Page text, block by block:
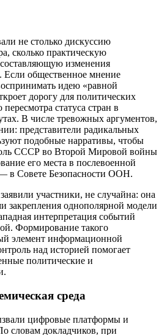
не столько дискуссию
сколько практическую
изменения
Если общественное мнение
идею «равной
дорогу для политических
статуса стран в
В числе тревожных аргументов,
представители радикальных
подобные нарративы, чтобы
СССР во Второй Мировой войны
его места в послевоенной
в Совете Безопасности ООН.
участники, не случайна: она
закрепления однополярной модели
интерпретация событий
Формирование такого
элемент информационной
над историей помогает
политические и
среда
цифровые платформы и
словам докладчиков, при